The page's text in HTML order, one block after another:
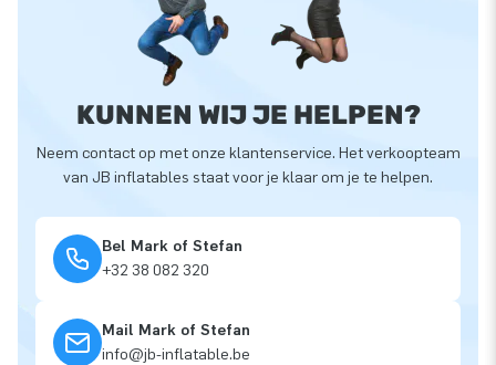
KUNNEN WIJ JE HELPEN?
Neem contact op met onze klantenservice. Het verkoopteam
van JB inflatables staat voor je klaar om je te helpen.
Bel Mark of Stefan
+32 38 082 320
Mail Mark of Stefan
info@jb-inflatable.be